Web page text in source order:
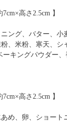
高さ2.5cm 】
ング、バター、小
、米粉、寒天、シ
キングパウダー、
高さ2.5cm 】
め、卵、ショート